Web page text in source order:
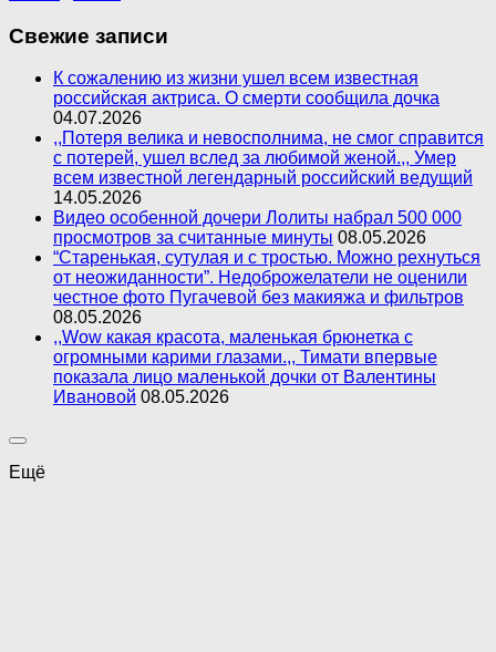
Свежие записи
К сожалению из жизни ушел всем известная
российская актриса. О смерти сообщила дочка
04.07.2026
,,Потеря велика и невосполнима, не смог справится
с потерей, ушел вслед за любимой женой.,, Умер
всем известной легендарный российский ведущий
14.05.2026
Видео особенной дочери Лолиты набрал 500 000
просмотров за считанные минуты 08.05.2026
“Старенькая, сутулая и с тростью. Можно рехнуться
от неожиданности”. Недоброжелатели не оценили
честное фото Пугачевой без макияжа и фильтров
08.05.2026
,,Wow какая красота, маленькая брюнетка с
огромными карими глазами.,, Тимати впервые
показала лицо маленькой дочки от Валентины
Ивановой 08.05.2026
Ещё